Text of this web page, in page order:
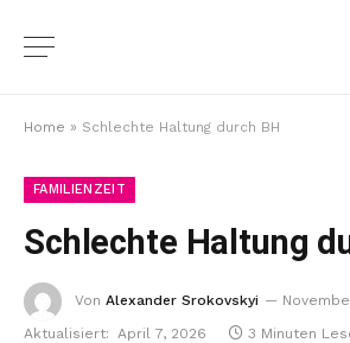
Home » Schlechte Haltung durch BH
FAMILIENZEIT
Schlechte Haltung
Von Alexander Srokovskyi
Aktualisiert: April 7, 2026 3 Minuten